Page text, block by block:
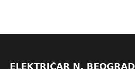
ELEKTRIČAR N. BEOGRAD